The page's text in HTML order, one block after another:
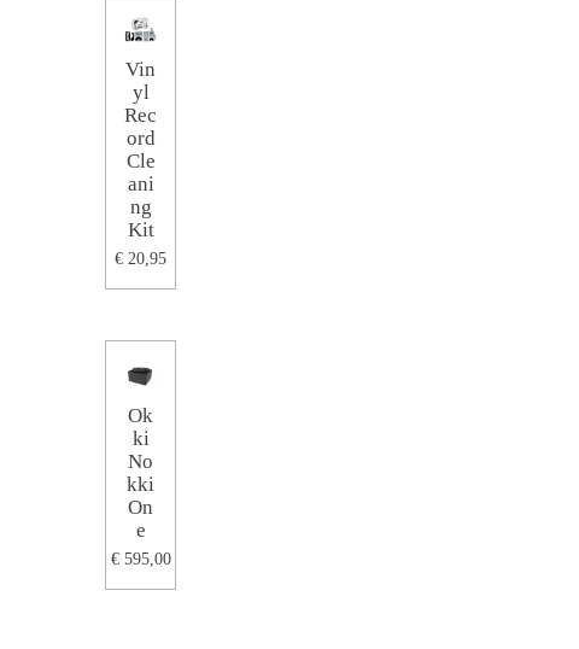
Vin
yl
Rec
ord
Cle
ani
ng
Kit
€ 20,95
Ok
ki
No
kki
On
e
€ 595,00